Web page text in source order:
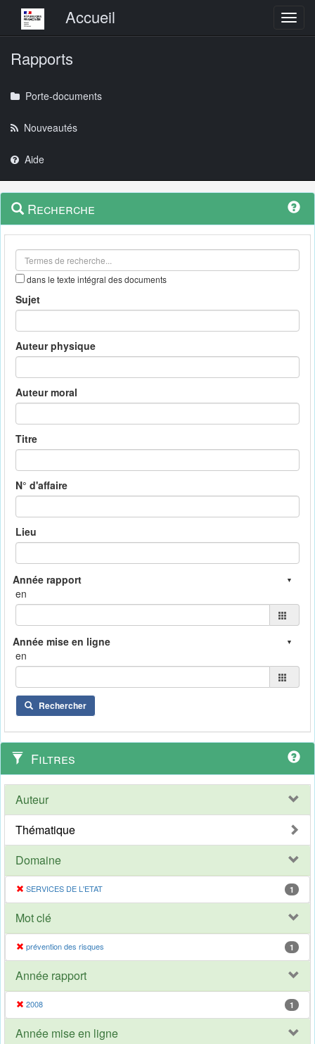
Menu principalAccueil
Rapports
Porte-documents
Nouveautés
Aide
Navigation
outils
Menu
contextuel
Recherche
dans le texte intégral des documents
Sujet
Auteur physique
Auteur moral
Titre
N° d'affaire
Lieu
en
en
Rechercher
Filtres
Auteur
Thématique
Domaine
SERVICES DE L'ETAT 1
Mot clé
prévention des risques 1
Année rapport
2008 1
Année mise en ligne